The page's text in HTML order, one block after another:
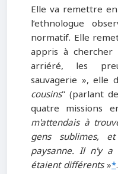
Elle va remettre
l’ethnologue
normatif. Elle
appris à chercher
arriéré, les
sauvagerie », elle
cousins" (parlant
quatre missions
m'attendais à
gens sublimes,
paysanne. Il n'y
étaient différents»*.